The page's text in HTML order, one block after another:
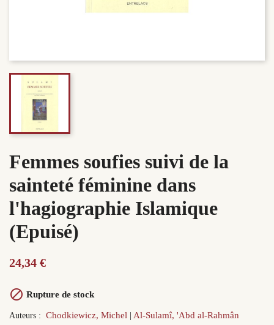
Femmes soufies suivi de la
sainteté féminine dans
l'hagiographie Islamique
(Epuisé)
24,34 €
 Rupture de stock
Auteurs : Chodkiewicz, Michel Al-Sulamî, 'Abd al-Rahmân